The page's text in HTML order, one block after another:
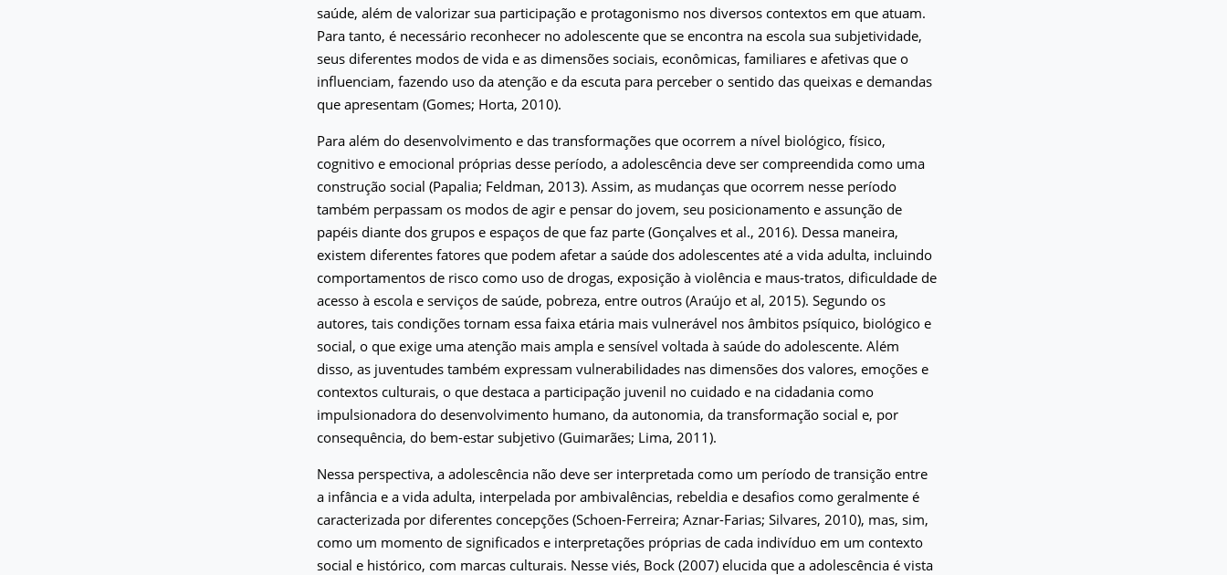
saúde, além de valorizar sua participação e protagonismo nos diversos contextos em que atuam.
Para tanto, é necessário reconhecer no adolescente que se encontra na escola sua subjetividade,
seus diferentes modos de vida e as dimensões sociais, econômicas, familiares e afetivas que o
influenciam, fazendo uso da atenção e da escuta para perceber o sentido das queixas e demandas
que apresentam (Gomes; Horta, 2010).
Para além do desenvolvimento e das transformações que ocorrem a nível biológico, físico,
cognitivo e emocional próprias desse período, a adolescência deve ser compreendida como uma
construção social (Papalia; Feldman, 2013). Assim, as mudanças que ocorrem nesse período
também perpassam os modos de agir e pensar do jovem, seu posicionamento e assunção de
papéis diante dos grupos e espaços de que faz parte (Gonçalves et al., 2016). Dessa maneira,
existem diferentes fatores que podem afetar a saúde dos adolescentes até a vida adulta, incluindo
comportamentos de risco como uso de drogas, exposição à violência e maus-tratos, dificuldade de
acesso à escola e serviços de saúde, pobreza, entre outros (Araújo et al, 2015). Segundo os
autores, tais condições tornam essa faixa etária mais vulnerável nos âmbitos psíquico, biológico e
social, o que exige uma atenção mais ampla e sensível voltada à saúde do adolescente. Além
disso, as juventudes também expressam vulnerabilidades nas dimensões dos valores, emoções e
contextos culturais, o que destaca a participação juvenil no cuidado e na cidadania como
impulsionadora do desenvolvimento humano, da autonomia, da transformação social e, por
consequência, do bem-estar subjetivo (Guimarães; Lima, 2011).
Nessa perspectiva, a adolescência não deve ser interpretada como um período de transição entre
a infância e a vida adulta, interpelada por ambivalências, rebeldia e desafios como geralmente é
caracterizada por diferentes concepções (Schoen-Ferreira; Aznar-Farias; Silvares, 2010), mas, sim,
como um momento de significados e interpretações próprias de cada indivíduo em um contexto
social e histórico, com marcas culturais. Nesse viés, Bock (2007) elucida que a adolescência é vista